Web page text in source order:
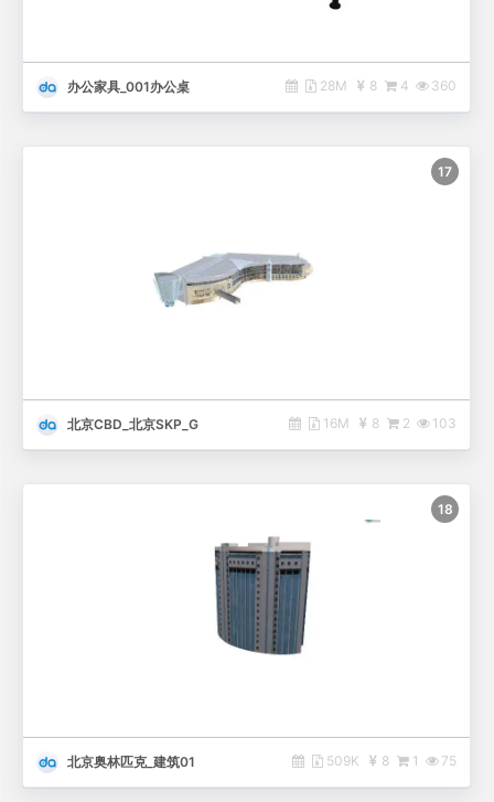
办公家具_001办公桌 28M 8 4 360
17
北京CBD_北京SKP_G 16M 8 2 103
18
北京奥林匹克_建筑01 509K 8 1 75